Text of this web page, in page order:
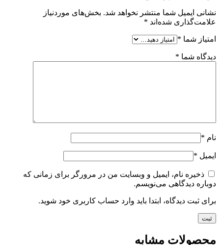
نشانی ایمیل شما منتشر نخواهد شد. بخش‌های موردنیاز
علامت‌گذاری شده‌اند *
امتیاز شما *
دیدگاه شما *
نام *
ایمیل *
ذخیره نام، ایمیل و وبسایت من در مرورگر برای زمانی که
دوباره دیدگاهی می‌نویسم.
برای ثبت دیدگاه، ابتدا باید وارد حساب کاربری خود شوید.
محصولات مشابه